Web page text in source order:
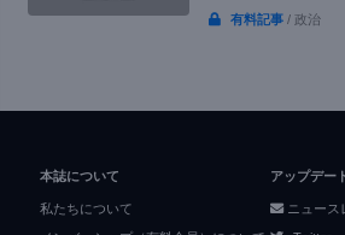
有料記事 / 政治
本誌について
私たちについて
アップデー
ニュース